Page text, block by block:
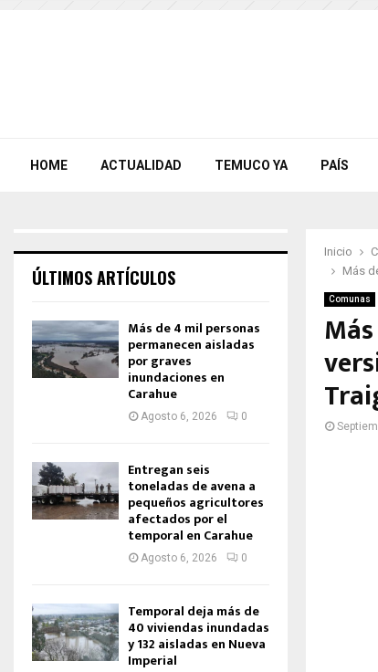
HOME ACTUALIDAD TEMUCO YA PAÍS
Inicio
Más
Comunas
ÚLTIMOS ARTÍCULOS
Más de 4 mil personas
permanecen aisladas
por graves
inundaciones en
Carahue
Agosto 6, 2026 0
Entregan seis
toneladas de avena a
pequeños agricultores
afectados por el
temporal en Carahue
Agosto 6, 2026 0
Temporal deja más de
40 viviendas inundadas
y 132 aisladas en Nueva
Imperial